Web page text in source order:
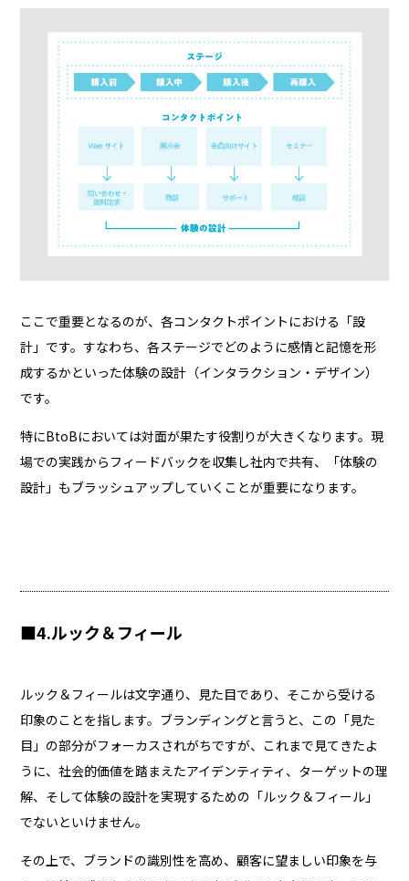
ここで重要となるのが、各コンタクトポイントにおける「設
計」です。すなわち、各ステージでどのように感情と記憶を形
成するかといった体験の設計（インタラクション・デザイン）
です。
特にBtoBにおいては対面が果たす役割りが大きくなります。現
場での実践からフィードバックを収集し社内で共有、「体験の
設計」もブラッシュアップしていくことが重要になります。
■4.ルック＆フィール
ルック＆フィールは文字通り、見た目であり、そこから受ける
印象のことを指します。ブランディングと言うと、この「見た
目」の部分がフォーカスされがちですが、これまで見てきたよ
うに、社会的価値を踏まえたアイデンティティ、ターゲットの理
解、そして体験の設計を実現するための「ルック＆フィール」
でないといけません。
その上で、ブランドの識別性を高め、顧客に望ましい印象を与